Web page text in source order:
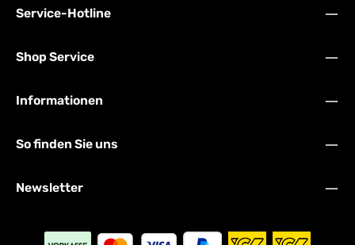
Service-Hotline
Shop Service
Informationen
So finden Sie uns
Newsletter